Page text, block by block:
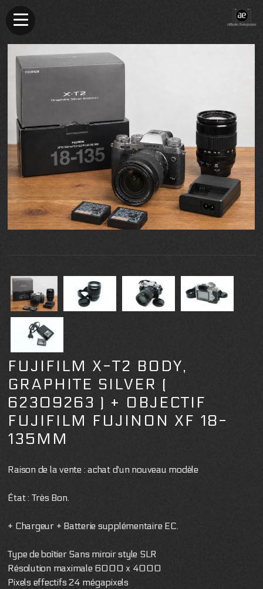
FUJIFILM X-T2 BODY,
GRAPHITE SILVER (
62309263 ) + OBJECTIF
FUJIFILM FUJINON XF 18-
135MM
Raison de la vente : achat d'un nouveau modèle
État : Très Bon.
+ Chargeur + Batterie supplémentaire EC.
Type de boîtier Sans miroir style SLR
Résolution maximale 6000 x 4000
Pixels effectifs 24 mégapixels